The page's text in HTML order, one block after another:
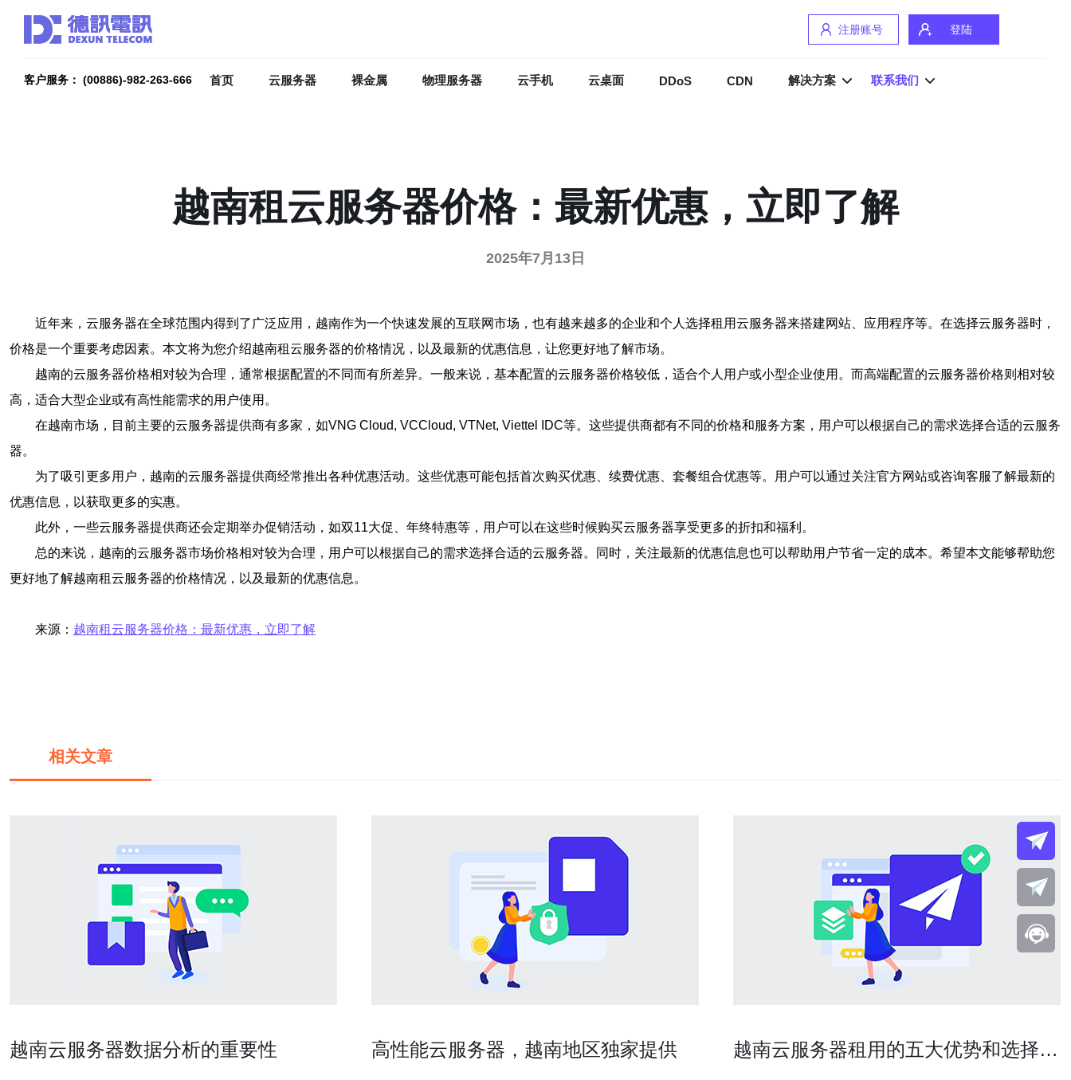
注册账号 登陆
客户服务： (00886)-982-263-666 首页 云服务器 裸金属 物理服务器 云手机 云桌面 DDoS CDN 解决方案 联系我们
越南租云服务器价格：最新优惠，立即了解
2025年7月13日
近年来，云服务器在全球范围内得到了广泛应用，越南作为一个快速发展的互联网市场，也有越来越多的企业和个人选择租用云服务器来搭建网站、应用程序等。在选择云服务器时，
价格是一个重要考虑因素。本文将为您介绍越南租云服务器的价格情况，以及最新的优惠信息，让您更好地了解市场。
越南的云服务器价格相对较为合理，通常根据配置的不同而有所差异。一般来说，基本配置的云服务器价格较低，适合个人用户或小型企业使用。而高端配置的云服务器价格则相对较
高，适合大型企业或有高性能需求的用户使用。
在越南市场，目前主要的云服务器提供商有多家，如VNG Cloud, VCCloud, VTNet, Viettel IDC等。这些提供商都有不同的价格和服务方案，用户可以根据自己的需求选择合适的云服务
器。
为了吸引更多用户，越南的云服务器提供商经常推出各种优惠活动。这些优惠可能包括首次购买优惠、续费优惠、套餐组合优惠等。用户可以通过关注官方网站或咨询客服了解最新的
优惠信息，以获取更多的实惠。
此外，一些云服务器提供商还会定期举办促销活动，如双11大促、年终特惠等，用户可以在这些时候购买云服务器享受更多的折扣和福利。
总的来说，越南的云服务器市场价格相对较为合理，用户可以根据自己的需求选择合适的云服务器。同时，关注最新的优惠信息也可以帮助用户节省一定的成本。希望本文能够帮助您
更好地了解越南租云服务器的价格情况，以及最新的优惠信息。
来源： 越南租云服务器价格：最新优惠，立即了解
相关文章
越南云服务器数据分析的重要性 高性能云服务器，越南地区独家提供
越南云服务器租用的五大优势和选择技